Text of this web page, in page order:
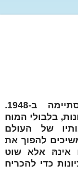
ה"נכבה" הפלסטינית לא הסתיימה ב-1948.
בלבולי המוח
של העולם
להפוך את
אינהּ אלא שוט
כדי להכריח